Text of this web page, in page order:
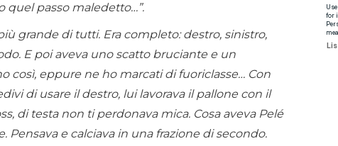
quel passo maledetto…”.
grande di tutti. Era completo: destro, sinistro,
E poi aveva uno scatto bruciante e un
così, eppure ne ho marcati di fuoriclasse… Con
di usare il destro, lui lavorava il pallone con il
di testa non ti perdonava mica. Cosa aveva Pelé
Pensava e calciava in una frazione di secondo.